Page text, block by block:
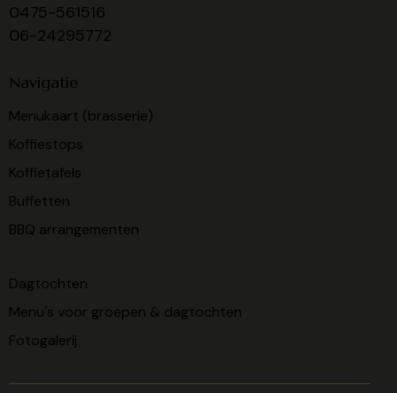
0475-561516
06-24295772
Navigatie
Menukaart (brasserie)
Koffiestops
Koffietafels
Buffetten
BBQ arrangementen
Dagtochten
Menu's voor groepen & dagtochten
Fotogalerij